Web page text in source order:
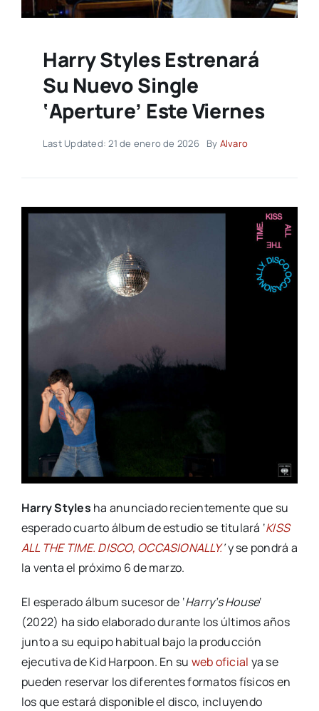
Harry Styles Estrenará
Su Nuevo Single
‘Aperture’ Este Viernes
Last Updated: 21 de enero de 2026 By Alvaro
Harry Styles ha anunciado recientemente que su
esperado cuarto álbum de estudio se titulará ‘KISS
ALL THE TIME. DISCO, OCCASIONALLY.‘y se pondrá a
la venta el próximo 6 de marzo.
El esperado álbum sucesor de ‘Harry’s House‘
(2022) ha sido elaborado durante los últimos años
junto a su equipo habitual bajo la producción
ejecutiva de Kid Harpoon. En su web oficial ya se
pueden reservar los diferentes formatos físicos en
los que estará disponible el disco, incluyendo